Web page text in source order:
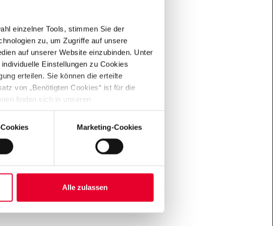
einzelner Tools, stimmen Sie der
zu, um Zugriffe auf unsere
auf unserer Website einzubinden. Unter
Einstellungen zu Cookies
erteilen. Sie können die erteilte
von „Benötigten Cookies“ ist für die
finden sich in unseren
Marketing-Cookies
Alle zulassen
Identität als
gemeinsam mit
führt sie ihre
junge
Themen
Mal Ende Mai